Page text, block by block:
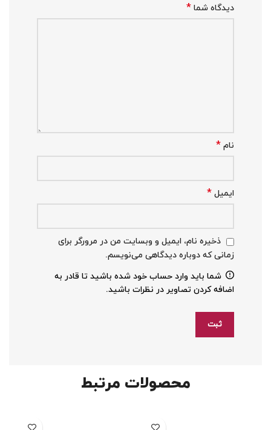
دیدگاه شما *
نام *
ایمیل *
ذخیره نام، ایمیل و وبسایت من در مرورگر برای
زمانی که دوباره دیدگاهی می‌نویسم.
شما باید وارد حساب خود شده باشید تا قادر به
اضافه کردن تصاویر در نظرات باشید.
محصولات مرتبط